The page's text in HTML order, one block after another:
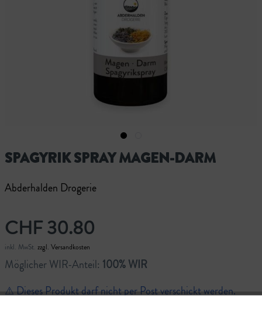
SPAGYRIK SPRAY MAGEN-DARM
Abderhalden Drogerie
CHF 30.80
inkl. MwSt. zzgl. Versandkosten
Möglicher WIR-Anteil: 100% WIR
⚠ Dieses Produkt darf nicht per Post verschickt werden.